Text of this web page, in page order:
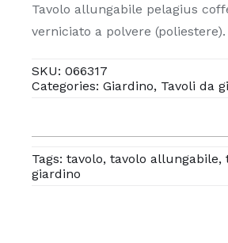
quantità
Tavolo allungabile pelagius
verniciato a polvere (poliestere).
SKU: 066317
Categories: Giardino, Tavoli da
Tags: tavolo, tavolo allungabile,
giardino